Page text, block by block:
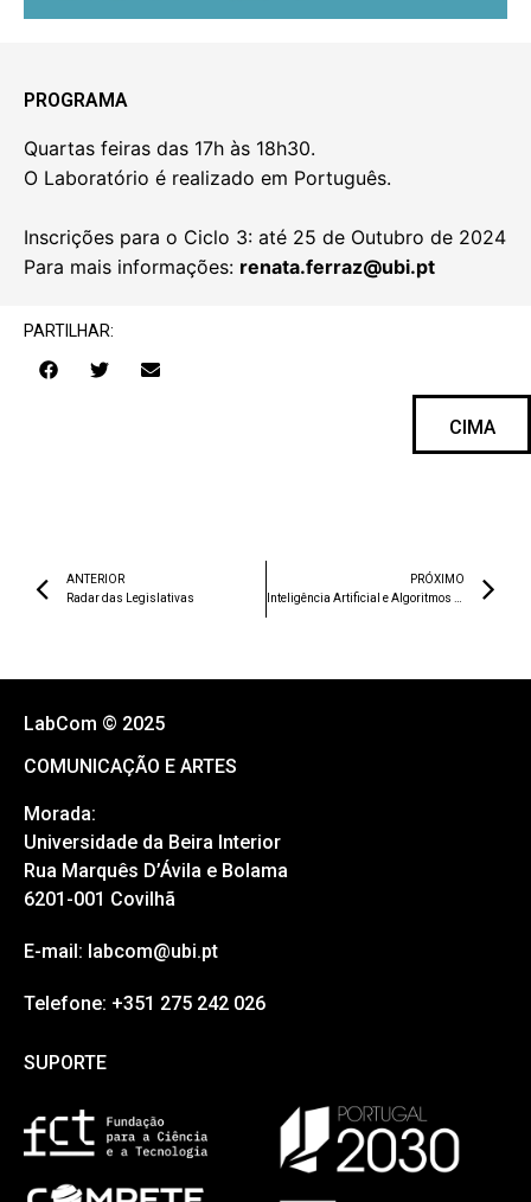
PROGRAMA
Quartas feiras das 17h às 18h30.
O Laboratório é realizado em Português.
Inscrições para o Ciclo 3: até 25 de Outubro de 2024
Para mais informações: renata.ferraz@ubi.pt
PARTILHAR:
CIMA
ANTERIOR
Radar das Legislativas
PRÓXIMO
LabCom © 2025
COMUNICAÇÃO E ARTES
Morada:
Universidade da Beira Interior
Rua Marquês D’Ávila e Bolama
6201-001 Covilhã
E-mail: labcom@ubi.pt
Telefone: +351 275 242 026
SUPORTE